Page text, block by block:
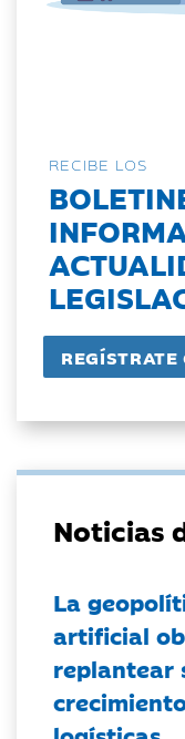
RECIBE LOS
Noticias
La
artificial
replantear